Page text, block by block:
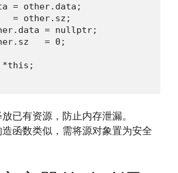
= other.data;
= other.sz;
= nullptr;
= 0;
已有资源，防止内存泄漏。
函数类似，需将源对象置为安全